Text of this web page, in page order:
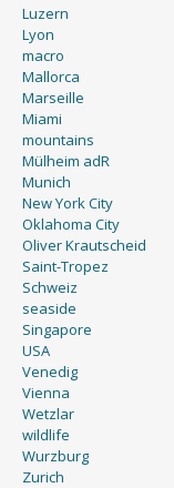
Luzern
Lyon
macro
Mallorca
Marseille
Miami
mountains
Mülheim adR
Munich
New York City
Oklahoma City
Oliver Krautscheid
Saint-Tropez
Schweiz
seaside
Singapore
USA
Venedig
Vienna
Wetzlar
wildlife
Wurzburg
Zurich